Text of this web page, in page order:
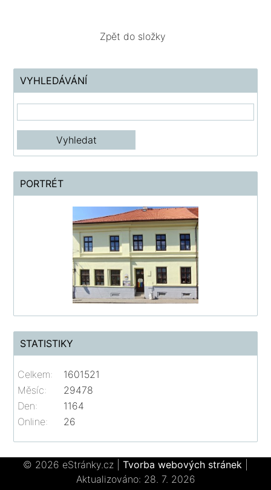
Zpět do složky
VYHLEDÁVÁNÍ
PORTRÉT
STATISTIKY
Online: 26
Celkem:
1601521
Měsíc:
29478
Den:
1164
© 2026 eStránky.cz Tvorba webových stránek
Aktualizováno: 28. 7. 2026